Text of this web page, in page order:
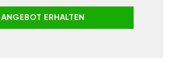
ANGEBOT ERHALTEN